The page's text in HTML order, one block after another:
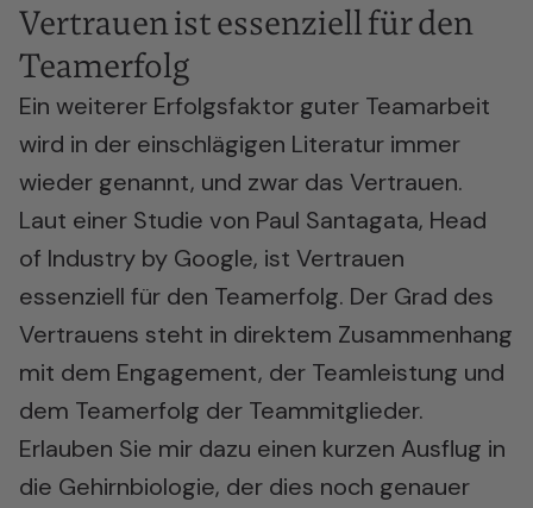
Vertrauen ist essenziell für den
Teamerfolg
Ein weiterer Erfolgsfaktor guter Teamarbeit
wird in der einschlägigen Literatur immer
wieder genannt, und zwar das Vertrauen.
Laut einer Studie von Paul Santagata, Head
of Industry by Google, ist Vertrauen
essenziell für den Teamerfolg. Der Grad des
Vertrauens steht in direktem Zusammenhang
mit dem Engagement, der Teamleistung und
dem Teamerfolg der Teammitglieder.
Erlauben Sie mir dazu einen kurzen Ausflug in
die Gehirnbiologie, der dies noch genauer